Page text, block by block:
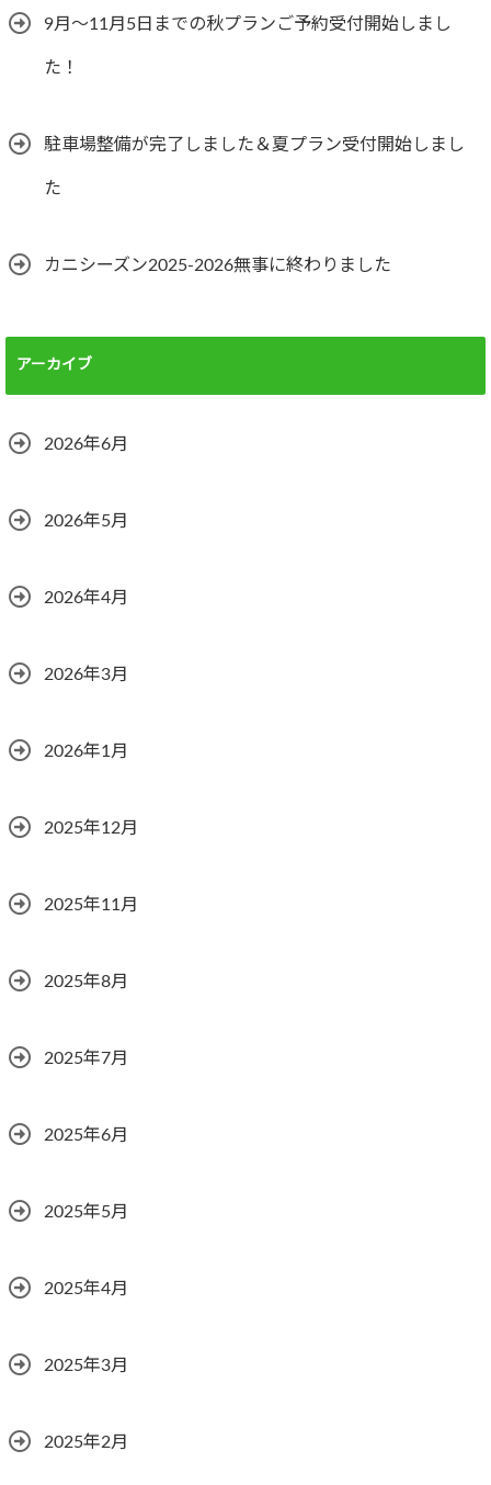
9月～11月5日までの秋プランご予約受付開始しまし
た！
駐車場整備が完了しました＆夏プラン受付開始しまし
た
カニシーズン2025-2026無事に終わりました
アーカイブ
2026年6月
2026年5月
2026年4月
2026年3月
2026年1月
2025年12月
2025年11月
2025年8月
2025年7月
2025年6月
2025年5月
2025年4月
2025年3月
2025年2月